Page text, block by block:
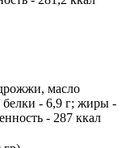
масло
белки - 6,9 г; жиры -
- 287 ккал